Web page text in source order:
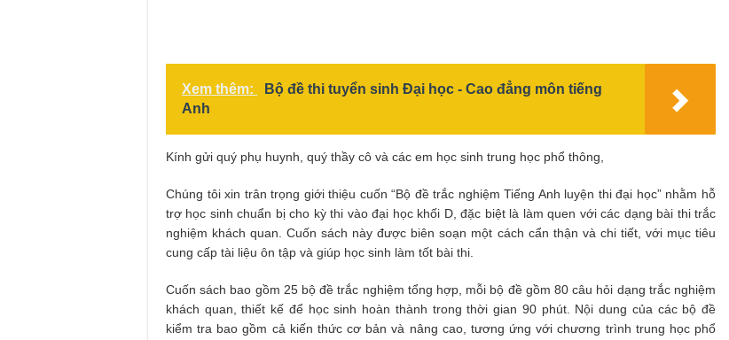
Xem thêm:
Bộ đề thi tuyển sinh Đại học - Cao đẳng môn tiếng
Anh
Kính gửi quý phụ huynh, quý thầy cô và các em học sinh trung học phổ thông,
Chúng tôi xin trân trọng giới thiệu cuốn “Bộ đề trắc nghiệm Tiếng Anh luyện thi đại học” nhằm hỗ
trợ học sinh chuẩn bị cho kỳ thi vào đại học khối D, đặc biệt là làm quen với các dạng bài thi trắc
nghiệm khách quan. Cuốn sách này được biên soạn một cách cẩn thận và chi tiết, với mục tiêu
cung cấp tài liệu ôn tập và giúp học sinh làm tốt bài thi.
Cuốn sách bao gồm 25 bộ đề trắc nghiệm tổng hợp, mỗi bộ đề gồm 80 câu hỏi dạng trắc nghiệm
khách quan, thiết kế để học sinh hoàn thành trong thời gian 90 phút. Nội dung của các bộ đề
kiểm tra bao gồm cả kiến thức cơ bản và nâng cao, tương ứng với chương trình trung học phổ